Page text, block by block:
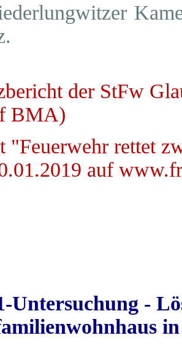
der StFw
BMA)
"Feuerwehr rettet
auf
Untersuchung -
in